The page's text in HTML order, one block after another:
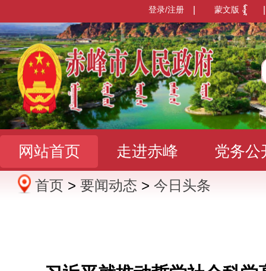
蒙文版
登录/注册
网站首页 走进赤峰 党务公
办事服务 政民互动
首页 > 要闻动态 > 今日头条